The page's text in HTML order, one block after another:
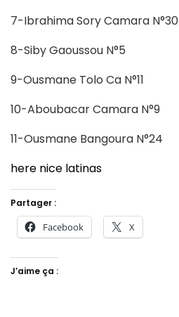
7-Ibrahima Sory Camara N°30
8-Siby Gaoussou N°5
9-Ousmane Tolo Ca N°11
10-Aboubacar Camara N°9
11-Ousmane Bangoura N°24
here nice latinas
Partager :
Facebook X
J’aime ça :